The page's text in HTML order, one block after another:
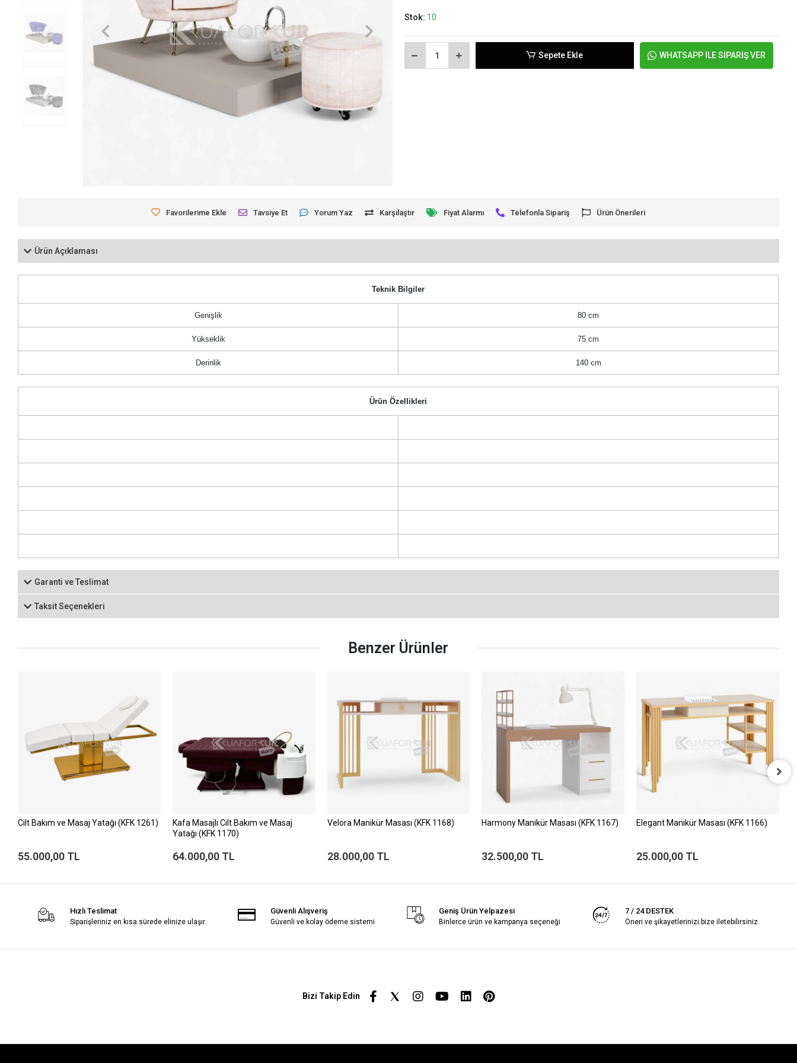
Stok: 10
Sepete Ekle WHATSAPP İLE SİPARİŞ VER
Favorilerime Ekle Tavsiye Et Yorum Yaz Karşılaştır Fiyat Alarmı Telefonla Sipariş Ürün Önerileri
Ürün Açıklaması
Teknik Bilgiler
Genişlik 80 cm
Yükseklik 75 cm
Derinlik 140 cm
Ürün Özellikleri
Garanti ve Teslimat
Taksit Seçenekleri
Benzer Ürünler
Cilt Bakım ve Masaj Yatağı (KFK 1261)
55.000,00 TL
Kafa Masajlı Cilt Bakım ve Masaj
Yatağı (KFK 1170)
64.000,00 TL
Velora Manikür Masası (KFK 1168)
28.000,00 TL
Harmony Manikür Masası (KFK 1167)
32.500,00 TL
Elegant Manikür Masası (KFK 1166)
25.000,00 TL
Hızlı Teslimat
Siparişleriniz en kısa sürede elinize ulaşır.
Güvenli Alışveriş
Güvenli ve kolay ödeme sistemi
Geniş Ürün Yelpazesi
Binlerce ürün ve kampanya seçeneği
7 / 24 DESTEK
Öneri ve şikayetlerinizi bize iletebilirsiniz.
Bizi Takip Edin